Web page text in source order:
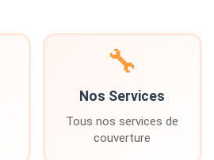
🔧
Nos Services
Tous nos services de
couverture